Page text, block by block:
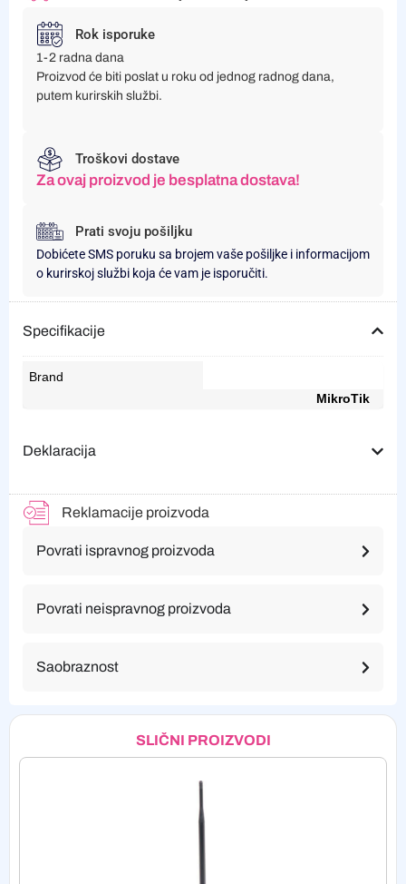
Rok isporuke
1-2 radna dana
Proizvod će biti poslat u roku od jednog radnog dana,
putem kurirskih službi.
Troškovi dostave
Za ovaj proizvod je besplatna dostava!
Prati svoju pošiljku
Dobićete SMS poruku sa brojem vaše pošiljke i informacijom
o kurirskoj službi koja će vam je isporučiti.
Specifikacije
Brand
MikroTik
Deklaracija
Reklamacije proizvoda
Povrati ispravnog proizvoda
Povrati neispravnog proizvoda
Saobraznost
SLIČNI PROIZVODI